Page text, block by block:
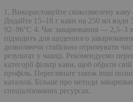
1. Використовуйте свіжозмелену
Додайте 15–18 г кави на 250 мл
92–96°C 4. Час заварювання — 2,5–3
підходить для щоденного
дозволяючи стабільно отримувати
результат у чашці. Рекомендуємо
категорії фільтр кави, щоб обрати
профіль. Перегляньте також інші
каталозі. Більше про методи
спеціалізованих ресурсах.